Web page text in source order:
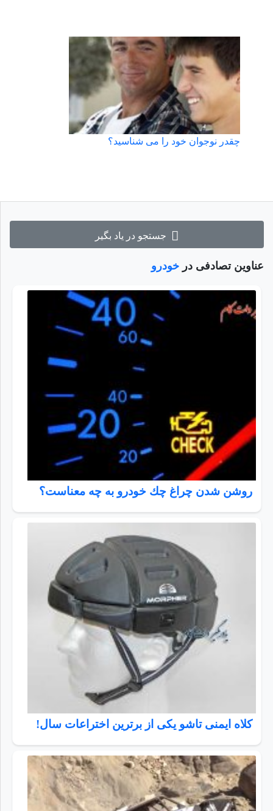
جستجو در یاد بگیر
عناوین تصادفی در خودرو
روشن شدن چراغ چك خودرو به چه معناست؟
کلاه ایمنی تاشو یکی از برترین اختراعات سال!
چقدر نوجوان خود را می شناسید؟